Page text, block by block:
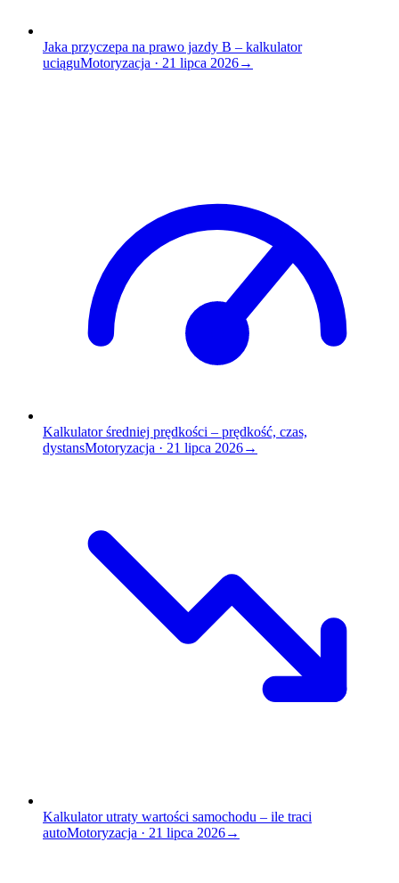
Jaka przyczepa na prawo jazdy B – kalkulator
uciąguMotoryzacja · 21 lipca 2026→
Kalkulator średniej prędkości – prędkość, czas,
dystansMotoryzacja · 21 lipca 2026→
Kalkulator utraty wartości samochodu – ile traci
autoMotoryzacja · 21 lipca 2026→